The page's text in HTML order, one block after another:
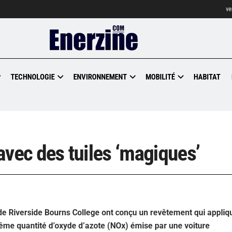
TECHNOLOGIE ENVIRONNEMENT MOBILITÉ HABITAT
des tuiles ‘magiques’
Riverside Bourns College ont conçu un revêtement qui
quantité d’oxyde d’azote (NOx) émise par une voiture